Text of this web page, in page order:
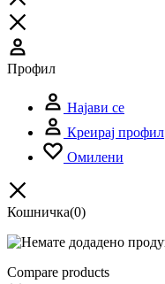
Профил
Најави се
Креирај профил
Омилени
Кошничка(0)
Compare products